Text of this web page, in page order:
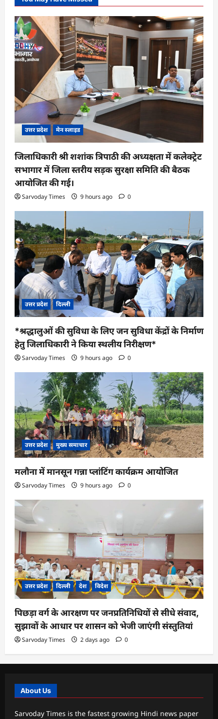
उत्तर प्रदेश मेन स्लाइड
जिलाधिकारी श्री शशांक त्रिपाठी की अध्यक्षता में कलेक्ट्रेट
सभागार में जिला स्तरीय सड़क सुरक्षा समिति की बैठक
आयोजित की गई।
Sarvoday Times 9 hours ago 0
उत्तर प्रदेश दिल्ली
*श्रद्धालुओं की सुविधा के लिए जन सुविधा केंद्रों के निर्माण
हेतु जिलाधिकारी ने किया स्थलीय निरीक्षण*
Sarvoday Times 9 hours ago 0
उत्तर प्रदेश मुख्य समाचार
मलौना में मानसून गन्ना प्लांटिंग कार्यक्रम आयोजित
Sarvoday Times 9 hours ago 0
उत्तर प्रदेश दिल्ली देश विदेश
पिछड़ा वर्ग के आरक्षण पर जनप्रतिनिधियों से सीधे संवाद,
सुझावों के आधार पर शासन को भेजी जाएंगी संस्तुतियां
Sarvoday Times 2 days ago 0
About Us
Sarvoday Times is the fastest growing Hindi news paper